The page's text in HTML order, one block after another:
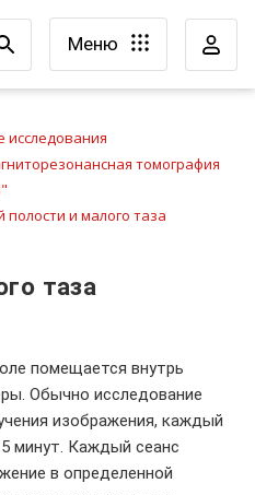
Меню
исследования
томография
и малого таза
таза
помещается внутрь
Обычно исследование
изображения, каждый
минут. Каждый сеанс
в определенной